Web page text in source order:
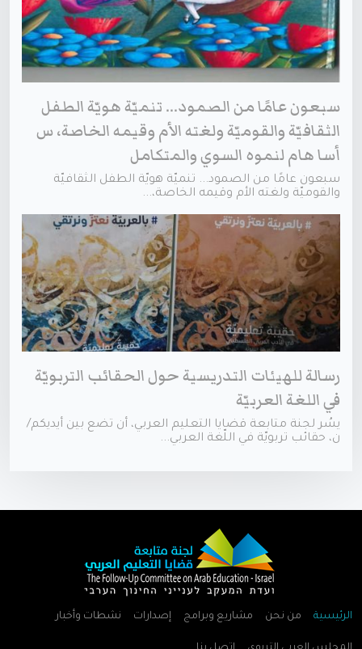
سبعون عامًا من الصمود... تنميّة هويّة الطفل
الثقافيّة والقوميّة ولغته الأم وقيمه الخاصة، س
أسا هام لنموه السوي والمتكامل
سبعون عامًا من الصمود... تنميّة هويّة الطفل الثقافيّة
والقوميّة ولغته الأم وقيمه الخاصة،...
رسالة للهيئات التدريسية حول الحقائب التربويّة
في اللغة العربيّة
يسُر لجنة متابعة قضايا التعليم العربي، أن تضع بين أيديكم/
ن، حقائب تربويّة في اللّغة العربي...
الرئيسية من نحن مشاريع وبرامج إصدارات نشطات وأخبار